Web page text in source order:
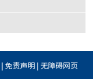
|免责声明|无障碍网页